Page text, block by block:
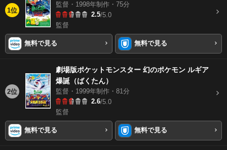
1位
監督・1998年制作・75分
2.5/5.0
監督
無料で見る 無料で見る
2位
劇場版ポケットモンスター 幻のポケモン ルギア
爆誕（ばくたん）
監督・1999年制作・81分
2.6/5.0
監督
無料で見る 無料で見る